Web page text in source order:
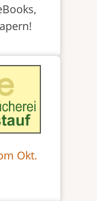
Okt.